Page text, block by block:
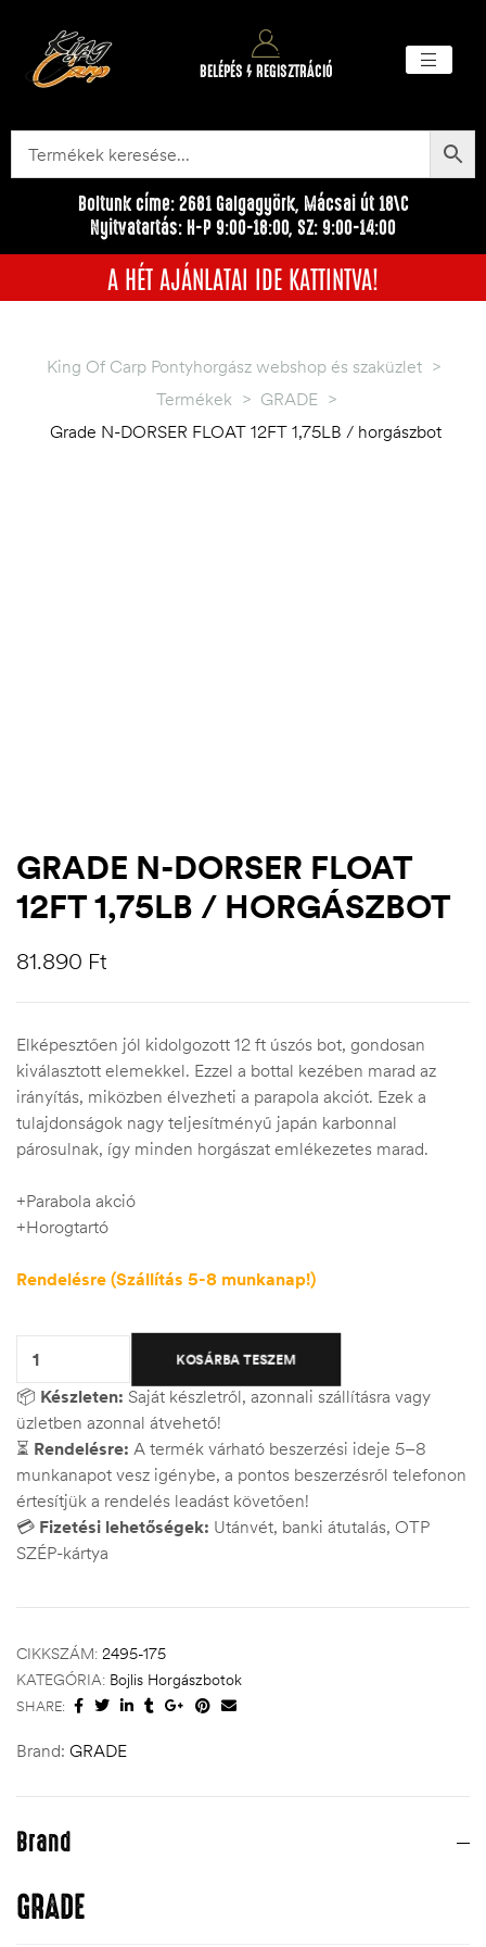
BELÉPÉS / REGISZTRÁCIÓ
Boltunk címe: 2681 Galgagyörk, Mácsai út 18\C
Nyitvatartás: H-P 9:00-18:00, SZ: 9:00-14:00
A HÉT AJÁNLATAI IDE KATTINTVA!
King Of Carp Pontyhorgász webshop és szaküzlet >
Termékek > GRADE >
Grade N-DORSER FLOAT 12FT 1,75LB / horgászbot
GRADE N-DORSER FLOAT
12FT 1,75LB / HORGÁSZBOT
81.890 Ft
Elképesztően jól kidolgozott 12 ft úszós bot, gondosan
kiválasztott elemekkel. Ezzel a bottal kezében marad az
irányítás, miközben élvezheti a parapola akciót. Ezek a
tulajdonságok nagy teljesítményű japán karbonnal
párosulnak, így minden horgászat emlékezetes marad.
+Parabola akció
+Horogtartó
Rendelésre (Szállítás 5-8 munkanap!)
KOSÁRBA TESZEM
📦 Készleten: Saját készletről, azonnali szállításra vagy
üzletben azonnal átvehető!
⏳ Rendelésre: A termék várható beszerzési ideje 5–8
munkanapot vesz igénybe, a pontos beszerzésről telefonon
értesítjük a rendelés leadást követően!
💳 Fizetési lehetőségek: Utánvét, banki átutalás, OTP
SZÉP-kártya
CIKKSZÁM: 2495-175
KATEGÓRIA: Bojlis Horgászbotok
SHARE:
Brand: GRADE
Brand
GRADE